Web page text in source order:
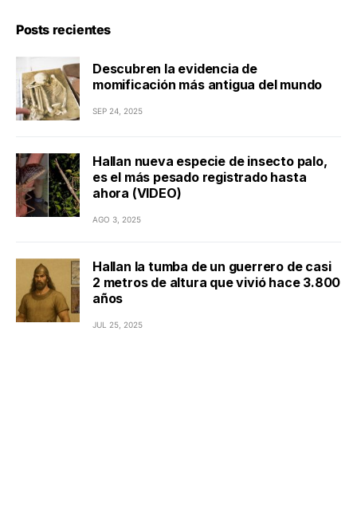
Posts recientes
Descubren la evidencia de
momificación más antigua del mundo
SEP 24, 2025
Hallan nueva especie de insecto palo,
es el más pesado registrado hasta
ahora (VIDEO)
AGO 3, 2025
Hallan la tumba de un guerrero de casi
2 metros de altura que vivió hace 3.800
años
JUL 25, 2025